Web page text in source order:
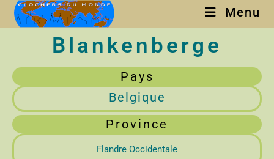
Menu
Blankenberge
Pays
Belgique
Province
Flandre Occidentale